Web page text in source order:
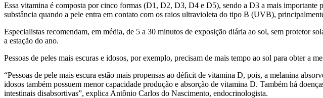
Essa vitamina é composta por cinco formas (D1, D2, D3, D4 e D5), sendo a D3 a mais
substância quando a pele entra em contato com os raios ultravioleta do tipo B (UVB),
Especialistas recomendam, em média, de 5 a 30 minutos de exposição diária ao sol, sem protetor
a estação do ano.
Pessoas de peles mais escuras e idosos, por exemplo, precisam de mais tempo ao sol para obter a
“Pessoas de pele mais escura estão mais propensas ao déficit de vitamina D, pois, a melanina
idosos também possuem menor capacidade produção e absorção de vitamina D. Também há
intestinais disabsortivas”, explica Antônio Carlos do Nascimento, endocrinologista.